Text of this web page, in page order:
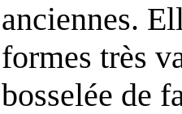
anciennes.
formes très
bosselée de